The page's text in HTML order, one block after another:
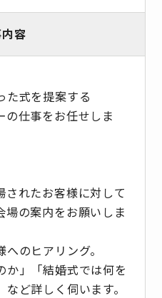
容
た式を提案する
の仕事をお任せしま
されたお客様に対して
場の案内をお願いしま
のヒアリング。
か」「結婚式では何を
ど詳しく伺います。